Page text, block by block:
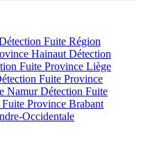
Fuite Région
Hainaut Détection
Fuite Province Liège
Fuite Province
NamurDétection Fuite
Province Brabant
Occidentale